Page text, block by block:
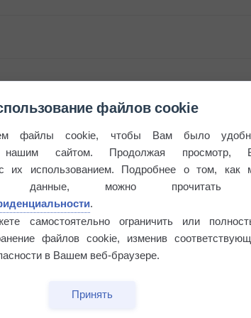
файлов cookie
файлы cookie, чтобы Вам было
нашим сайтом. Продолжая просмотр,
их использованием. Подробнее о том, как
данные, можно прочитать
.
самостоятельно ограничить или
файлов cookie, изменив
в Вашем веб-браузере.
Принять